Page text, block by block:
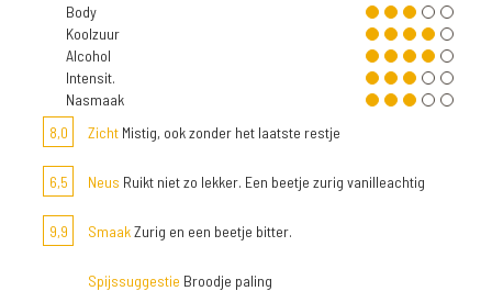
Body
Koolzuur
Alcohol
Intensit.
Nasmaak
8,0
Zicht Mistig, ook zonder het laatste restje
6,5 Neus Ruikt niet zo lekker. Een beetje zurig vanilleachtig
9,9 SmaakZurig en een beetje bitter.
Spijssuggestie Broodje paling